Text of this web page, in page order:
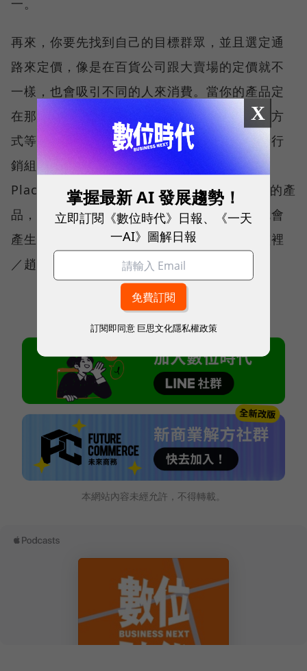
再來，你要先找到自己的目標群眾，並且選定通
路來定價，像是在百貨公司跟大賣場的定價就不
一樣，也會吸引不同的人來消費。當你的產品定
在那樣的價位，就會開始思考你的包裝、促銷方
式等等，這些都算是策略行銷，你就開始思考行
銷組合，開始有對的4P（Product、Price、
Place、Promotion）。當消費者開始購買你的產
品，使用者體驗就會慢慢出來，日積月累，就會
產生品牌的定位和認知。（口述／王文璨，整裡
／趙荻瑗）
本網站內容未經允許，不得轉載。
X
掌握最新 AI 發展趨勢！
立即訂閱《數位時代》日報、《一天
一AI》圖解日報
訂閱即同意 巨思文化隱私權政策